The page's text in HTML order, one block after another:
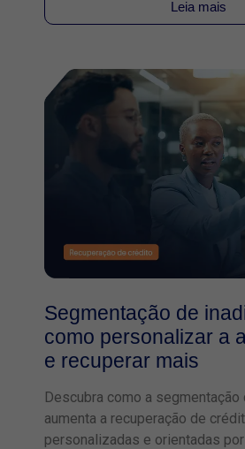
Leia mais
Segmentação de
como personalizar a
e recuperar mais
Descubra como a
aumenta a recuperação de
personalizadas e orientadas por